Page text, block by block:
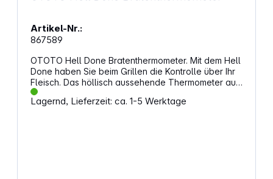
Artikel-Nr.:
867589
OTOTO Hell Done Bratenthermometer. Mit dem Hell
Done haben Sie beim Grillen die Kontrolle über Ihr
Fleisch. Das höllisch aussehende Thermometer aus
BPA-freiem, hitzebeständigem Material misst die
Temperatur in Celsius und Fahrenheit und hilft
Lagernd, Lieferzeit: ca. 1-5 Werktage